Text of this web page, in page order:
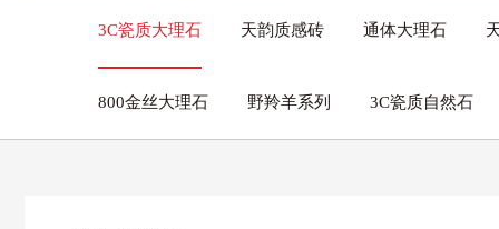
3C瓷质大理石 天韵质感砖 通体大理石
800金丝大理石 野羚羊系列 3C瓷质自然石